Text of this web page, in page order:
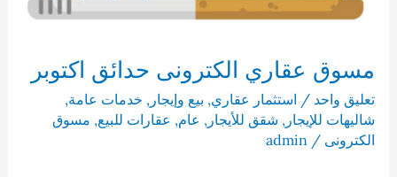
مسوق عقاري الكترونى حدائق اكتوبر
تعليق واحد / استثمار عقاري, بيع وإيجار , خدمات عامة,
شاليهات للإيجار , شقق للأيجار , عام, عقارات للبيع, مسوق
الكترونى /
admin